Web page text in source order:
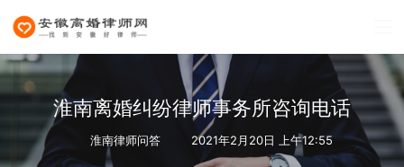
淮南离婚纠纷律师事务所咨询电话
淮南律师问答 2021年2月20日 上午12:55